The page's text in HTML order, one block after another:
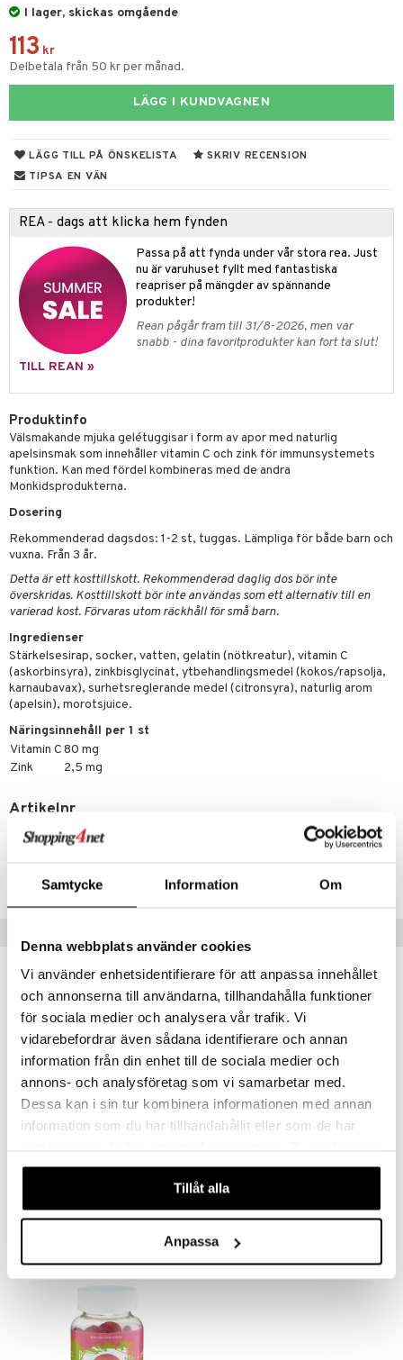
Samtycke Information Om
Denna webbplats använder cookies
Vi använder enhetsidentifierare för att anpassa innehållet
och annonserna till användarna, tillhandahålla funktioner
för sociala medier och analysera vår trafik. Vi
vidarebefordrar även sådana identifierare och annan
information från din enhet till de sociala medier och
annons- och analysföretag som vi samarbetar med.
Dessa kan i sin tur kombinera informationen med annan
information som du har tillhandahållit eller som de har
våra cookies vid fortsatt användande av vår webbplats.
Tillåt alla
Anpassa
I lager, skickas omgående
113 kr
Delbetala från 50 kr per månad.
LÄGG I KUNDVAGNEN
LÄGG TILL PÅ ÖNSKELISTA
SKRIV RECENSION
TIPSA EN VÄN
REA - dags att klicka hem fynden
Passa på att fynda under vår stora rea. Just
nu är varuhuset fyllt med fantastiska
reapriser på mängder av spännande
produkter!
Rean pågår fram till 31/8-2026, men var
snabb - dina favoritprodukter kan fort ta slut!
TILL REAN »
Produktinfo
Välsmakande mjuka gelétuggisar i form av apor med naturlig
apelsinsmak som innehåller vitamin C och zink för immunsystemets
funktion. Kan med fördel kombineras med de andra
Monkidsprodukterna.
Dosering
Rekommenderad dagsdos: 1-2 st, tuggas. Lämpliga för både barn och
vuxna. Från 3 år.
Detta är ett kosttillskott. Rekommenderad daglig dos bör inte
överskridas. Kosttillskott bör inte användas som ett alternativ till en
varierad kost. Förvaras utom räckhåll för små barn.
Ingredienser
Stärkelsesirap, socker, vatten, gelatin (nötkreatur), vitamin C
(askorbinsyra), zinkbisglycinat, ytbehandlingsmedel (kokos/rapsolja,
karnaubavax), surhetsreglerande medel (citronsyra), naturlig arom
(apelsin), morotsjuice.
Näringsinnehåll per 1 st
Vitamin C80 mg
Zink
2,5 mg
Artikelnr
AMCVO-2X-60
Lägsta pris senaste 30 dagarna: 113 kr
128 kr 129 kr
& Feber
& Heshet
& Nästäppa
Fötter
hy
hy
& Balsam
hud
Tamponger
& Tillbehör
läckage
& Klåda
i form
Blåsor
& Spray
& Stickor
Styrka
& 6
Oro
Sårvård
Stick
Tejp
& Ägglossning
dag stödstrumpa
& Artros
& Mineraler
K
svar